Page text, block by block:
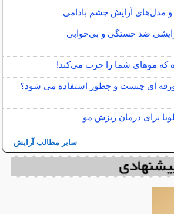
مدل‌های آرایش چشم بادامی
ضد خستگی و بی‌خوابی
ای چیست و چطور استفاده می شود؟
برای درمان ریزش مو
سایر مطالب آرایش